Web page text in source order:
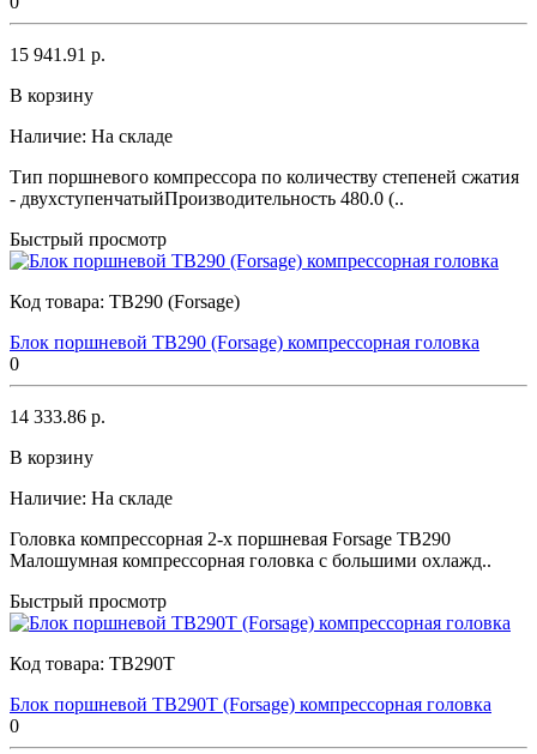
15 941.91 р.
В корзину
Наличие: На складе
Тип поршневого компрессора по количеству степеней сжатия
- двухступенчатыйПроизводительность 480.0 (..
Быстрый просмотр
Код товара: TB290 (Forsage)
Блок поршневой TB290 (Forsage) компрессорная головка
0
14 333.86 р.
В корзину
Наличие: На складе
Головка компрессорная 2-х поршневая Forsage TB290
Малошумная компрессорная головка с большими охлажд..
Быстрый просмотр
Код товара: TB290T
Блок поршневой TB290T (Forsage) компрессорная головка
0